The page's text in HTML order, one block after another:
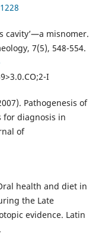
cavity’—a misnomer.
7(5), 548-554.
I
Pathogenesis of
for diagnosis in
of
health and diet in
the Late
evidence. Latin